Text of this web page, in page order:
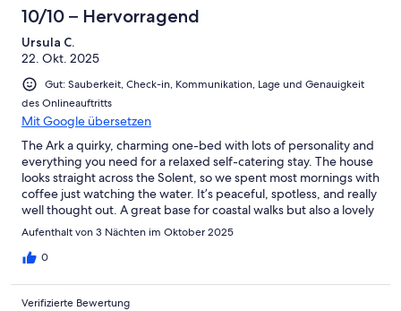
10/10 – Hervorragend
Ursula C.
22. Okt. 2025
Gut: Sauberkeit, Check-in, Kommunikation, Lage und Genauigkeit
des Onlineauftritts
Mit Google übersetzen
The Ark a quirky, charming one-bed with lots of personality and
everything you need for a relaxed self-catering stay. The house
looks straight across the Solent, so we spent most mornings with
coffee just watching the water. It’s peaceful, spotless, and really
well thought out. A great base for coastal walks but also a lovely
place just to slow down and stay in.
Aufenthalt von 3 Nächten im Oktober 2025
0
Verifizierte Bewertung